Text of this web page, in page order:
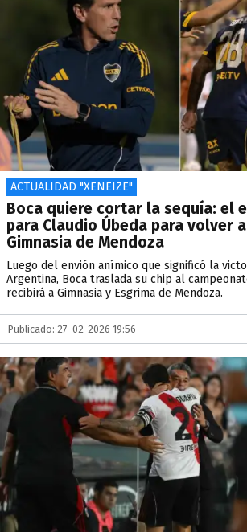
ACTUALIDAD "XENEIZE"
Boca quiere cortar la sequía: el
para Claudio Úbeda para volver
Gimnasia de Mendoza
Luego del envión anímico que significó la
Argentina, Boca traslada su chip al
recibirá a Gimnasia y Esgrima de Mendoza.
Publicado: 27-02-2026 19:56